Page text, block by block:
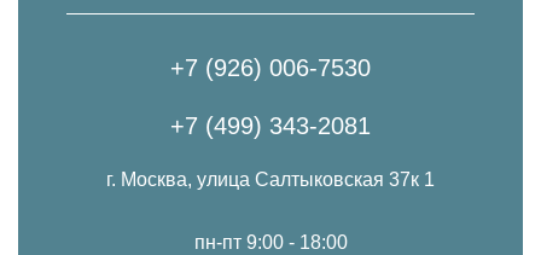
+7 (926) 006-7530
+7 (499) 343-2081
г. Москва, улица Салтыковская 37к 1
пн-пт 9:00 - 18:00